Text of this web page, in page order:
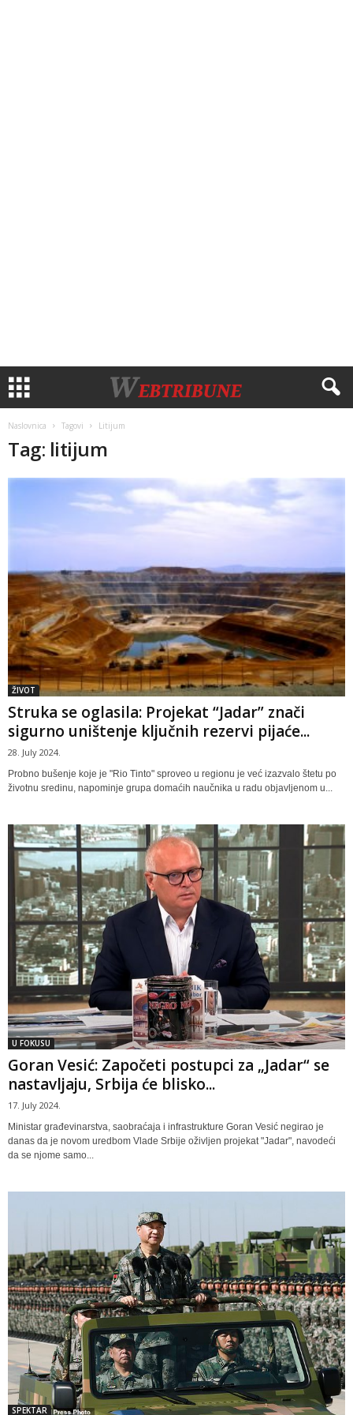
Naslovnica Tagovi Litijum
Tag: litijum
ŽIVOT
Struka se oglasila: Projekat “Jadar” znači
sigurno uništenje ključnih rezervi pijaće...
28. July 2024.
Probno bušenje koje je "Rio Tinto" sproveo u regionu je već izazvalo štetu po
životnu sredinu, napominje grupa domaćih naučnika u radu objavljenom u...
U FOKUSU
Goran Vesić: Započeti postupci za „Jadar“ se
nastavljaju, Srbija će blisko...
17. July 2024.
Ministar građevinarstva, saobraćaja i infrastrukture Goran Vesić negirao je
danas da je novom uredbom Vlade Srbije oživljen projekat "Jadar", navodeći
da se njome samo...
SPEKTAR